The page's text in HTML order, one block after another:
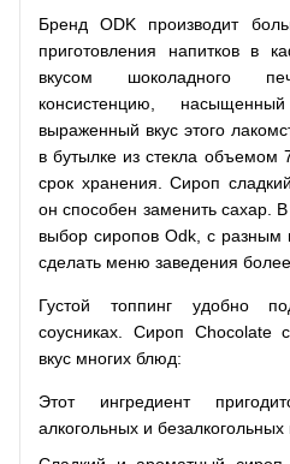
Бренд ODK производит
приготовления напитков в
вкусом шоколадного
консистенцию,
выраженный вкус этого
в бутылке из стекла объемом
срок хранения. Сироп
он способен заменить сахар.
выбор сиропов Odk, с разным
сделать меню заведения
Густой топпинг удобно
соусниках. Сироп Chocolate
вкус многих блюд:
Этот ингредиент
алкогольных и безалкогольных